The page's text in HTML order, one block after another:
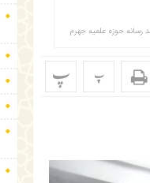
رسانه حوزه علمیه جهرم
پ پ